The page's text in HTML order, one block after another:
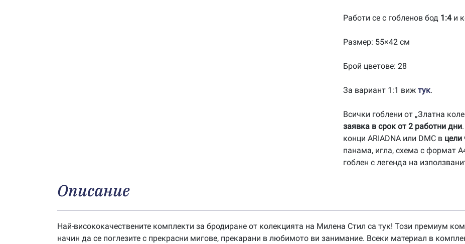
1:4-
Работи се с гобленов бод 1:4и
Размер: 55×42 см
Брой цветове: 28
За вариант 1:1 виж тук.
Всички гоблени от „Златна
заявка в срок от 2 работни дни
конци ARIADNA или DMC в цели
панама, игла, схема с формат
гоблен с легенда на
Описание
Най-висококачествените комплекти за бродиране от колекцията на Милена Стил са тук! Този премиум
начин да се поглезите с прекрасни мигове, прекарани в любимото ви занимание. Всеки материал в